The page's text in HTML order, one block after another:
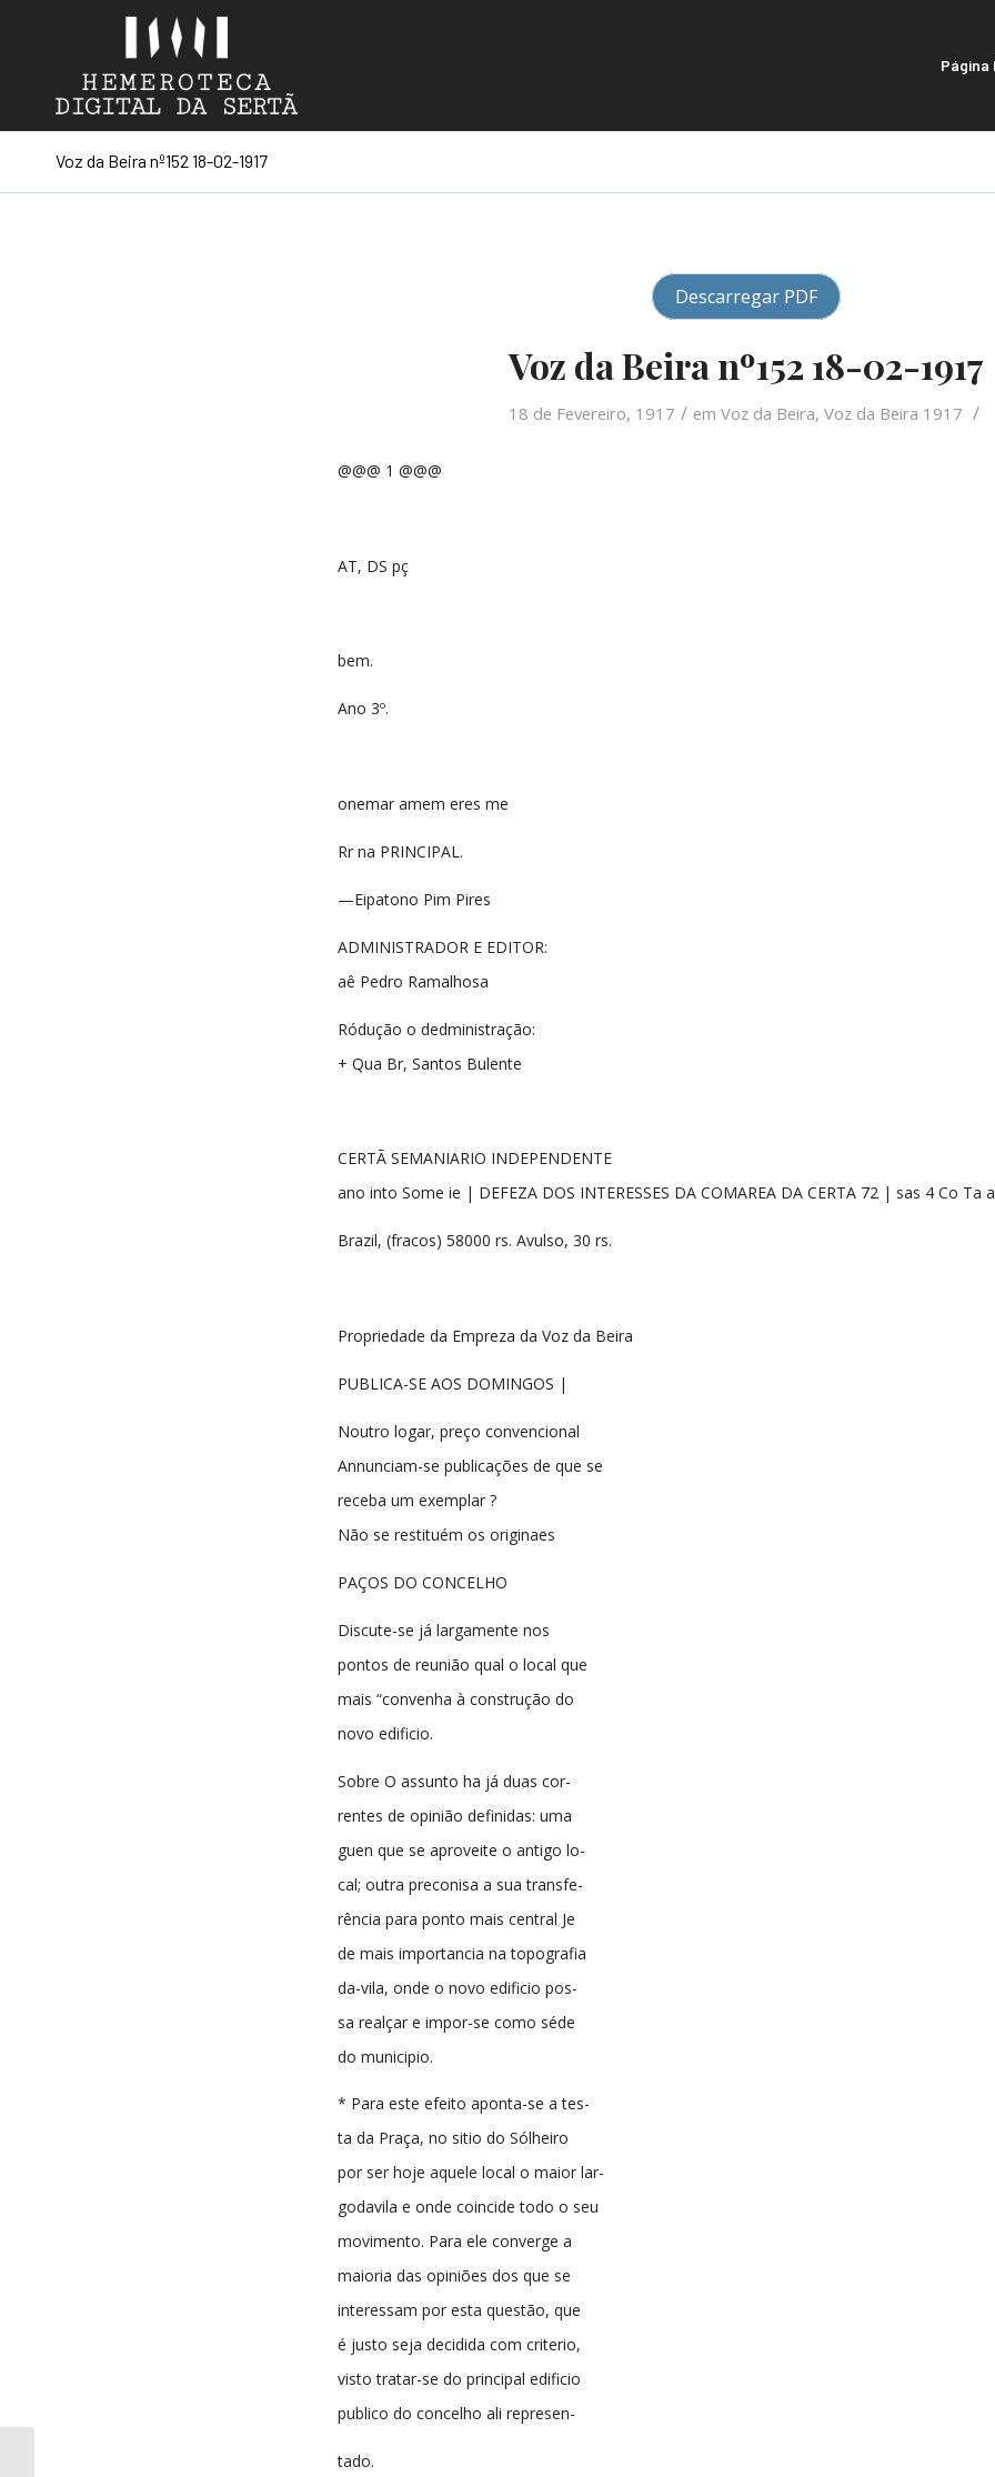
Página
Voz da Beira nº152 18-02-1917
Descarregar PDF
Voz da Beira nº152 18-02-1917
18 de Fevereiro, 1917 / em Voz da Beira, Voz da Beira 1917 /
@@@ 1 @@@
AT, DS pç
bem.
Ano 3º.
onemar amem eres me
Rr na PRINCIPAL.
—Eipatono Pim Pires
ADMINISTRADOR E EDITOR:
aê Pedro Ramalhosa
Ródução o dedministração:
+ Qua Br, Santos Bulente
CERTÃ SEMANIARIO INDEPENDENTE
ano into Some ie | DEFEZA DOS INTERESSES DA COMAREA DA CERTA 72 | sas 4 Co Ta
Brazil, (fracos) 58000 rs. Avulso, 30 rs.
Propriedade da Empreza da Voz da Beira
PUBLICA-SE AOS DOMINGOS |
Noutro logar, preço convencional
Annunciam-se publicações de que se
receba um exemplar ?
Não se restituém os originaes
PAÇOS DO CONCELHO
Discute-se já largamente nos
pontos de reunião qual o local que
mais “convenha à construção do
novo edificio.
Sobre O assunto ha já duas cor-
rentes de opinião definidas: uma
guen que se aproveite o antigo lo-
cal; outra preconisa a sua transfe-
rência para ponto mais central Je
de mais importancia na topografia
da-vila, onde o novo edificio pos-
sa realçar e impor-se como séde
do municipio.
* Para este efeito aponta-se a tes-
ta da Praça, no sitio do Sólheiro
por ser hoje aquele local o maior lar-
godavila e onde coincide todo o seu
movimento. Para ele converge a
maioria das opiniões dos que se
interessam por esta questão, que
é justo seja decidida com criterio,
visto tratar-se do principal edificio
publico do concelho ali represen-
tado.